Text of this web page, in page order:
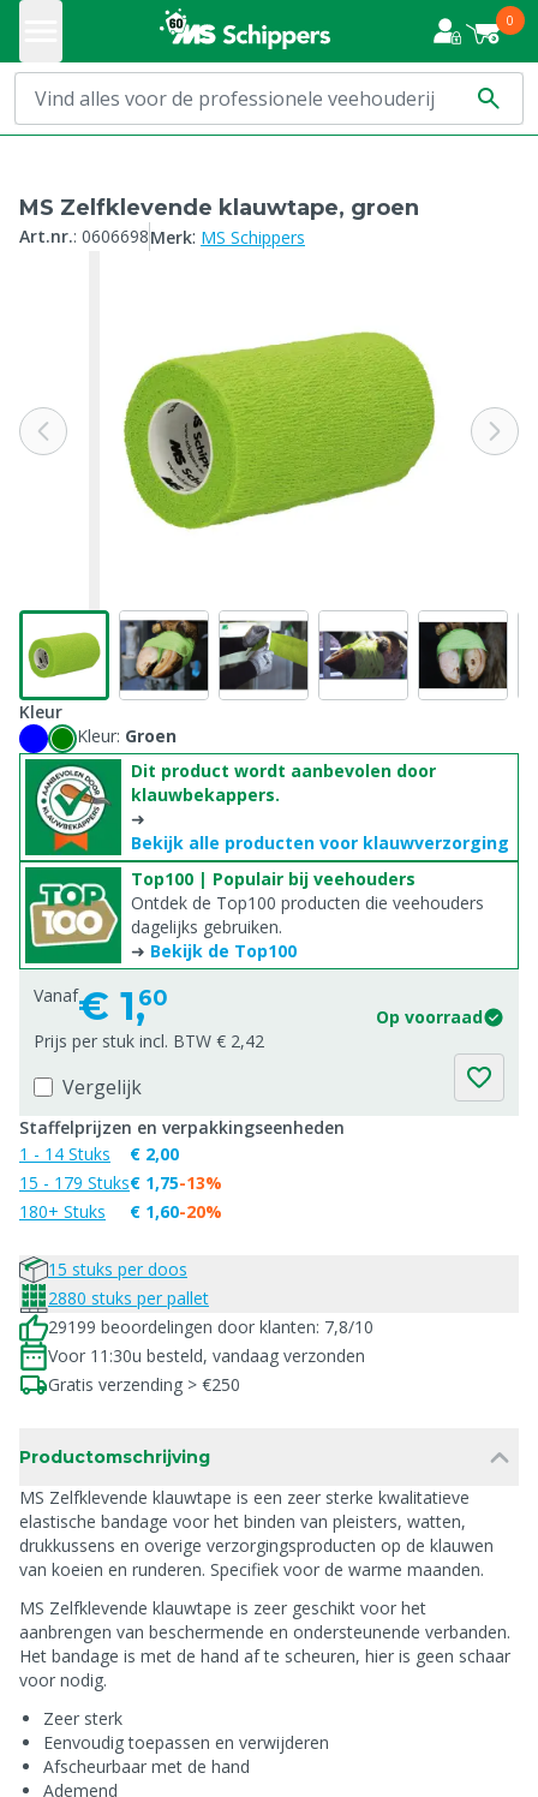
0
MS Zelfklevende klauwtape, groen
Art.nr.: 0606698Merk: MS Schippers
Kleur
Kleur: Groen
Dit product wordt aanbevolen door
klauwbekappers.
➜
Bekijk alle producten voor klauwverzorging
Top100 | Populair bij veehouders
Ontdek de Top100 producten die veehouders
dagelijks gebruiken.
➜ Bekijk de Top100
Vanaf€ 1,60
Op voorraad
Prijs per stuk incl. BTW € 2,42
Vergelijk
Staffelprijzen en verpakkingseenheden
1 - 14 Stuks
15 - 179 Stuks
180+ Stuks
€ 2,00
€ 1,75
€ 1,60
-13%
-20%
15 stuks per doos
2880 stuks per pallet
29199 beoordelingen door klanten: 7,8/10
Voor 11:30u besteld, vandaag verzonden
Gratis verzending > €250
Productomschrijving
MS Zelfklevende klauwtape is een zeer sterke kwalitatieve
elastische bandage voor het binden van pleisters, watten,
drukkussens en overige verzorgingsproducten op de klauwen
van koeien en runderen. Specifiek voor de warme maanden.
MS Zelfklevende klauwtape is zeer geschikt voor het
aanbrengen van beschermende en ondersteunende verbanden.
Het bandage is met de hand af te scheuren, hier is geen schaar
voor nodig.
Zeer sterk
Eenvoudig toepassen en verwijderen
Afscheurbaar met de hand
Ademend